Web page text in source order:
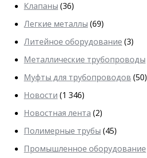
Клапаны (36)
Легкие металлы (69)
Литейное оборудование (3)
Металлические трубопроводы
Муфты для трубопроводов (50)
Новости (1 346)
Новостная лента (2)
Полимерные трубы (45)
Промышленное оборудование